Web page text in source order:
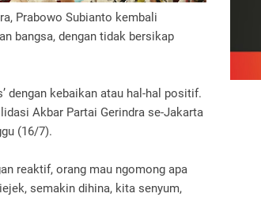
Prabowo Subianto kembali
bangsa, dengan tidak bersikap
dengan kebaikan atau hal-hal positif.
Akbar Partai Gerindra se-Jakarta
(16/7).
reaktif, orang mau ngomong apa
semakin dihina, kita senyum,